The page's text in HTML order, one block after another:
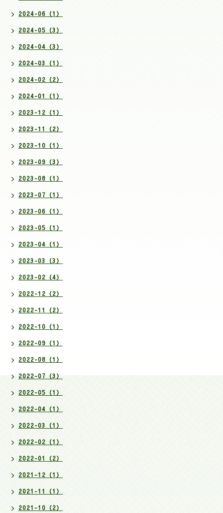
2024-06（1）
2024-05（3）
2024-04（3）
2024-03（1）
2024-02（2）
2024-01（1）
2023-12（1）
2023-11（2）
2023-10（1）
2023-09（3）
2023-08（1）
2023-07（1）
2023-06（1）
2023-05（1）
2023-04（1）
2023-03（3）
2023-02（4）
2022-12（2）
2022-11（2）
2022-10（1）
2022-09（1）
2022-08（1）
2022-07（3）
2022-05（1）
2022-04（1）
2022-03（1）
2022-02（1）
2022-01（2）
2021-12（1）
2021-11（1）
2021-10（2）